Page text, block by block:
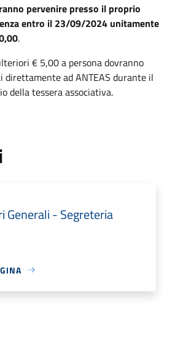
pervenire presso il proprio
entro il 23/09/2024 unitamente
.
€ 5,00 a persona dovranno
direttamente ad ANTEAS durante il
della tessera associativa.
Generali - Segreteria